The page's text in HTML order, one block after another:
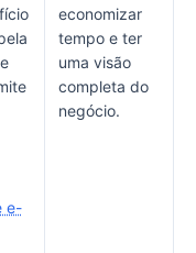
e-
economizar
tempo e ter
uma visão
completa do
negócio.